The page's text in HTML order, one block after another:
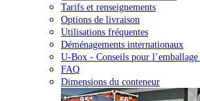
Tarifs et renseignements
Options de livraison
Utilisations fréquentes
Déménagements internationaux
U-Box - Conseils pour
FAQ
Dimensions du conteneur